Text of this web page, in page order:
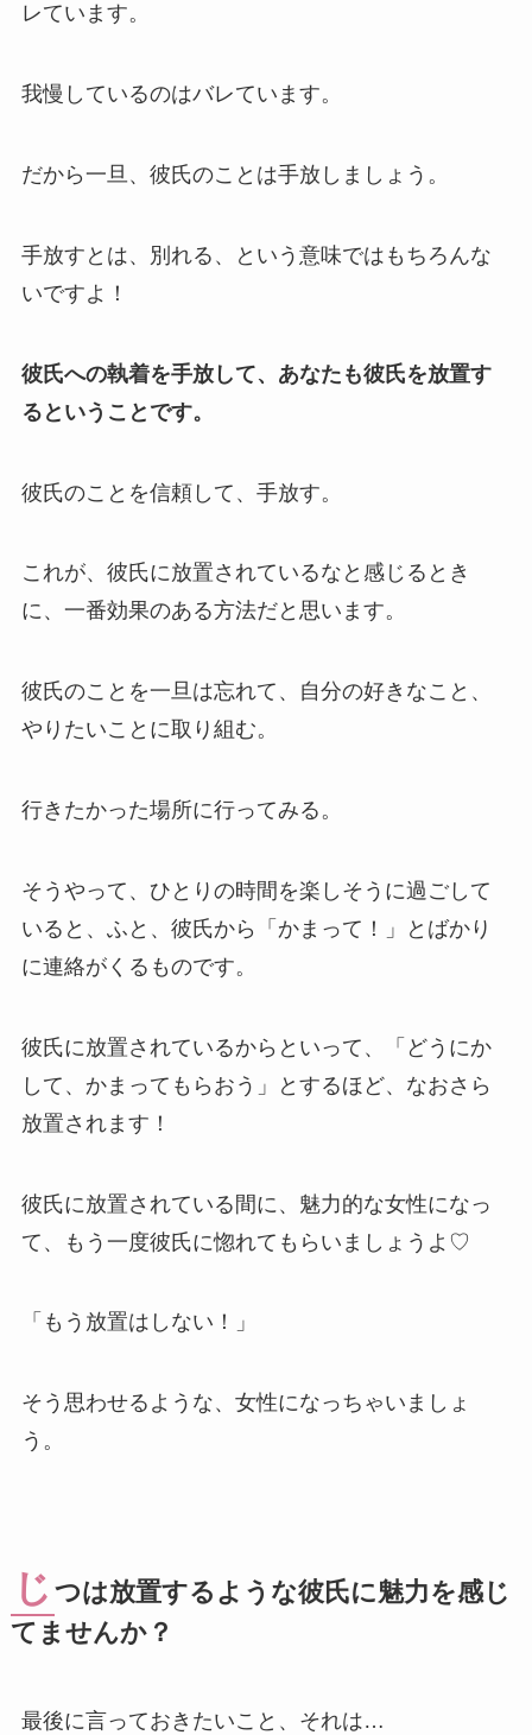
レています。
我慢しているのはバレています。
だから一旦、彼氏のことは手放しましょう。
手放すとは、別れる、という意味ではもちろんな
いですよ！
彼氏への執着を手放して、あなたも彼氏を放置す
るということです。
彼氏のことを信頼して、手放す。
これが、彼氏に放置されているなと感じるとき
に、一番効果のある方法だと思います。
彼氏のことを一旦は忘れて、自分の好きなこと、
やりたいことに取り組む。
行きたかった場所に行ってみる。
そうやって、ひとりの時間を楽しそうに過ごして
いると、ふと、彼氏から「かまって！」とばかり
に連絡がくるものです。
彼氏に放置されているからといって、「どうにか
して、かまってもらおう」とするほど、なおさら
放置されます！
彼氏に放置されている間に、魅力的な女性になっ
て、もう一度彼氏に惚れてもらいましょうよ♡
「もう放置はしない！」
そう思わせるような、女性になっちゃいましょ
う。
じ つは放置するような彼氏に魅力を感じ
てませんか？
最後に言っておきたいこと、それは…